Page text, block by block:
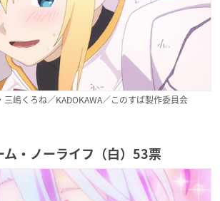
嶋くろね／KADOKAWA／このすば製作委員会
ム・ノーライフ（白）53票